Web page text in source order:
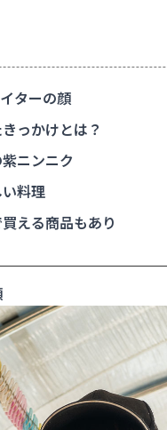
ターの顔
っかけとは？
ニンニク
料理
える商品もあり